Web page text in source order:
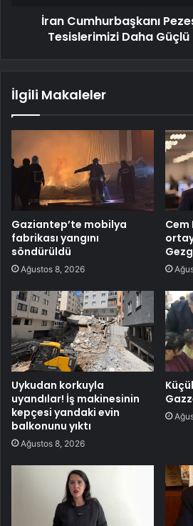
İran Cumhurbaşkanı
Tesislerimizi Daha Güçlü
İlgili Makaleler
Gaziantep’te mobilya
fabrikası yangını
söndürüldü
Ağustos 8, 2026
Cem
Uykudan korkuyla
uyandılar! İş makinesinin
kepçesi yandaki evin
balkonunu yıktı
Ağustos 8, 2026